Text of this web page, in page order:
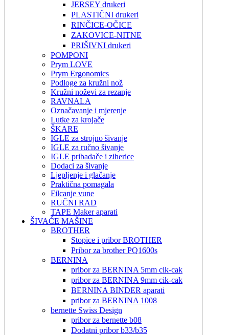
JERSEY drukeri
PLASTIČNI drukeri
RINČICE-OČICE
ZAKOVICE-NITNE
PRIŠIVNI drukeri
POMPONI
Prym LOVE
Prym Ergonomics
Podloge za kružni nož
Kružni noževi za rezanje
RAVNALA
Označavanje i mjerenje
Lutke za krojače
ŠKARE
IGLE za strojno šivanje
IGLE za ručno šivanje
IGLE pribadače i ziherice
Dodaci za šivanje
Ljepljenje i glačanje
Praktična pomagala
Filcanje vune
RUČNI RAD
TAPE Maker aparati
ŠIVAĆE MAŠINE
BROTHER
Stopice i pribor BROTHER
Pribor za brother PQ1600s
BERNINA
pribor za BERNINA 5mm cik-cak
pribor za BERNINA 9mm cik-cak
BERNINA BINDER aparati
pribor za BERNINA 1008
bernette Swiss Design
pribor za bernette b08
Dodatni pribor b33/b35